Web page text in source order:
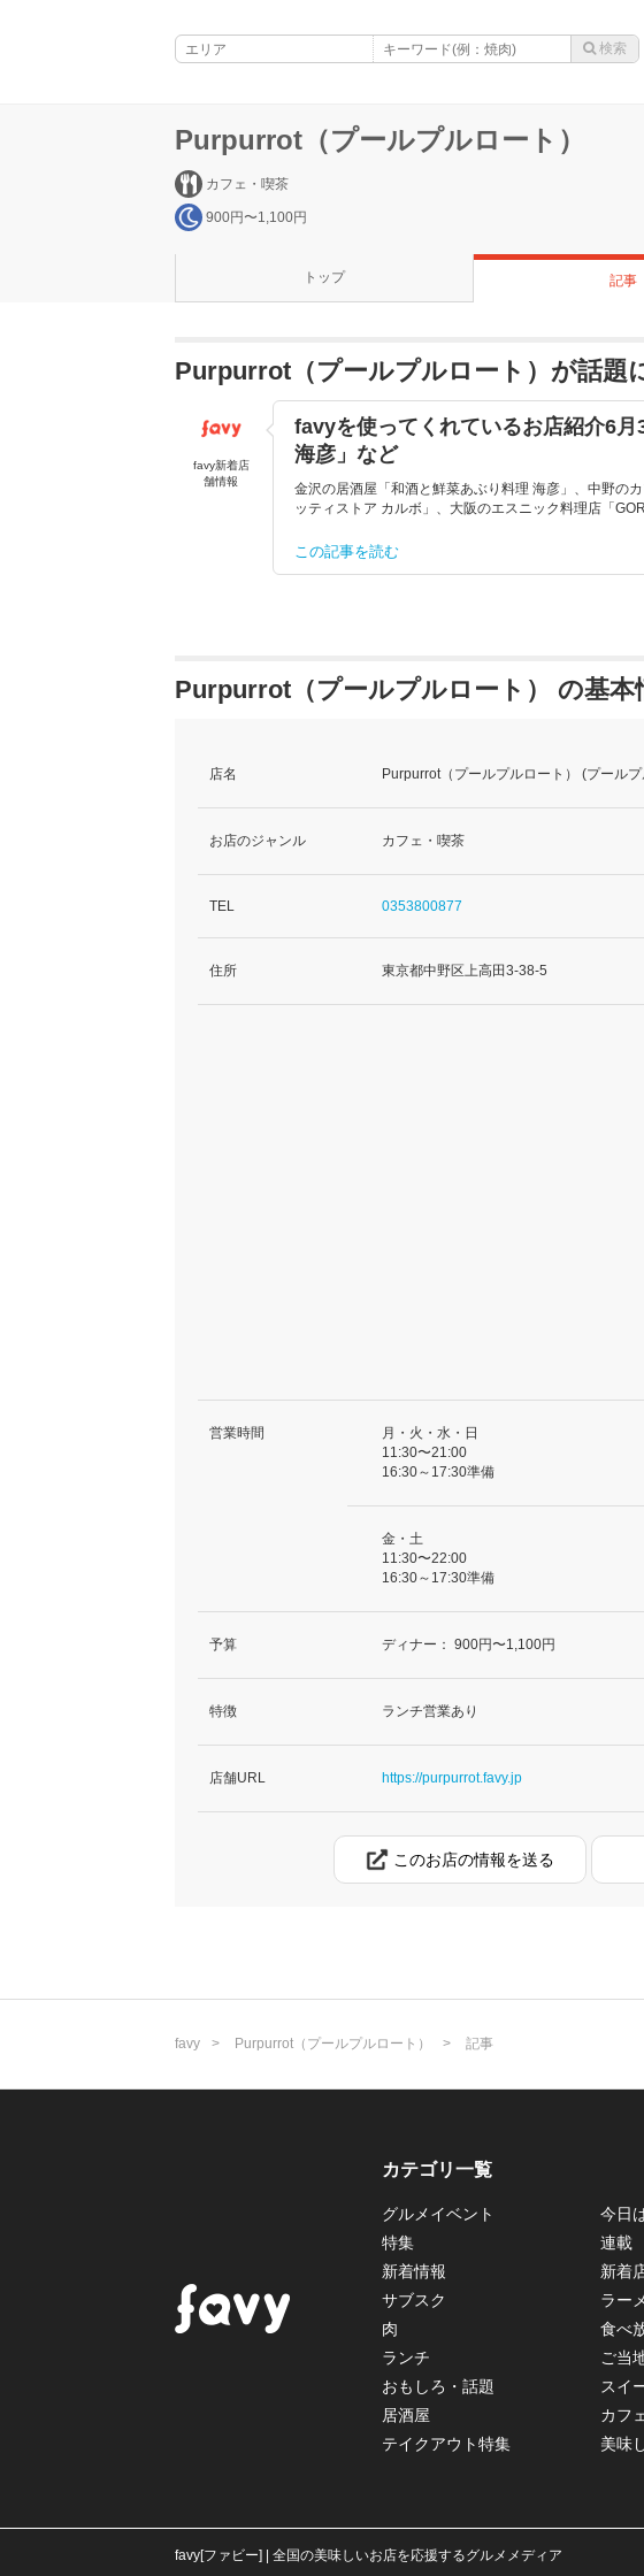
Purpurrot（プールプルロート）
カフェ・喫茶
900円〜1,100円
トップ 記事
Purpurrot（プールプルロート）が話題
favy新着店
舗情報
favyを使ってくれているお店紹介6
海彦」など
金沢の居酒屋「和酒と鮮菜あぶり料理 海彦」、中野の
ッティストア カルボ」、大阪のエスニック料理店「
この記事を読む
Purpurrot（プールプルロート） の基本
店名 Purpurrot（プールプルロート） (プール
お店のジャンル カフェ・喫茶
TEL 0353800877
住所 東京都中野区上高田3-38-5
営業時間
月・火・水・日
11:30〜21:00
16:30～17:30準備
金・土
11:30〜22:00
16:30～17:30準備
予算 ディナー： 900円〜1,100円
特徴 ランチ営業あり
店舗URL https://purpurrot.favy.jp
このお店の情報を送る
favy Purpurrot（プールプルロート） 記事
カテゴリ一覧
グルメイベント
今日
特集
連載
新着情報
新着
サブスク
ラー
肉
食べ
ランチ
ご当
おもしろ・話題
スイ
居酒屋
カフェ
テイクアウト特集
美味
favy[ファビー] | 全国の美味しいお店を応援するグルメメディア